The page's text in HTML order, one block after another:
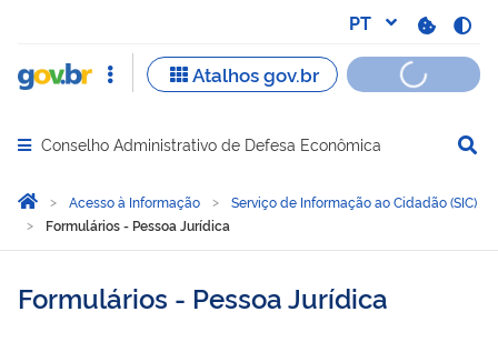
Abrir menu principal de navegação
Conselho Administrativo de Defesa Econômica
Você está aqui:
Página Inicial
Acesso à Informação
Serviço de Informação ao Cidadão (SIC)
Formulários - Pessoa Jurídica
Formulários - Pessoa Jurídica